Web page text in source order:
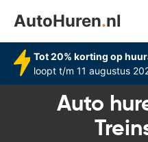
AutoHuren.nl
Tot 20% korting op
loopt t/m 11 augustus
Auto